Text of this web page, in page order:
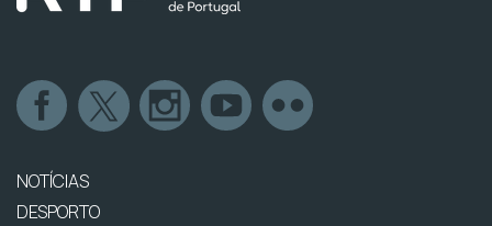
NOTÍCIAS
DESPORTO